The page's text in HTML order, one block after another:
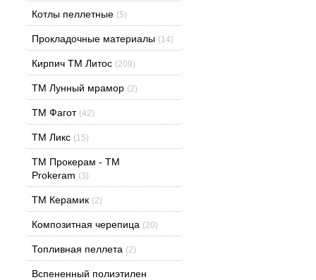
Котлы пеллетные (5)
Прокладочные материалы (14)
Кирпич ТМ Литос (209)
ТМ Лунный мрамор (2)
ТМ Фагот (42)
ТМ Ликс (15)
TM Прокерам - ТМ
Prokeram (3)
ТМ Керамик (2)
Композитная черепица (20)
Топливная пеллета (2)
Вспененный полиэтилен